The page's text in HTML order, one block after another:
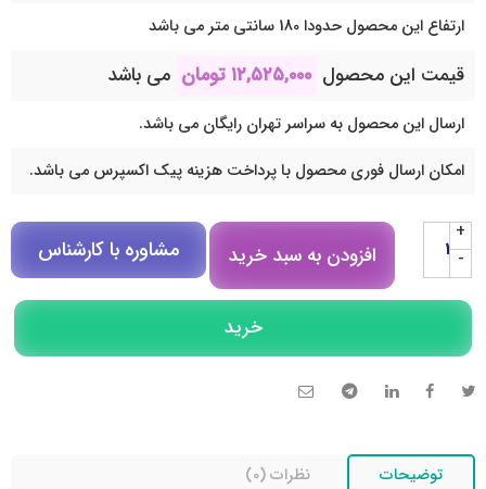
ارتفاع این محصول حدودا 180 سانتی متر می باشد
قیمت این محصول ۱۲,۵۲۵,۰۰۰ تومان می باشد
ارسال این محصول به سراسر تهران رایگان می باشد.
امکان ارسال فوری محصول با پرداخت هزینه پیک اکسپرس می باشد.
+
-
افزودن به سبد خرید مشاوره با کارشناس
مشاوره در روبیکا
تلگرام
خرید
توضیحات نظرات (0)